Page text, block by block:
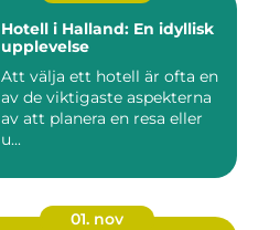
Hotell i Halland: En idyllisk
upplevelse
Att välja ett hotell är ofta en
av de viktigaste aspekterna
av att planera en resa eller
u...
01. nov